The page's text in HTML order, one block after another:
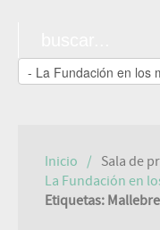
Inicio
Sala de
La Fundación en
Etiquetas: